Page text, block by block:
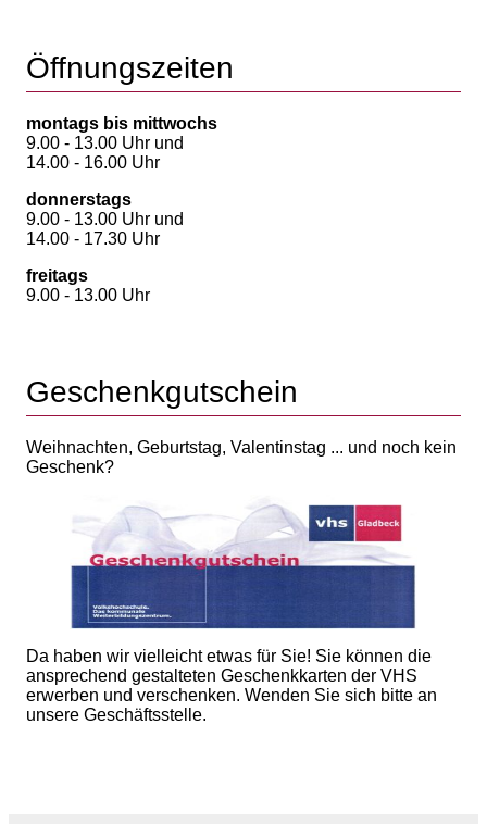
Öffnungszeiten
montags bis mittwochs
9.00 - 13.00 Uhr und
14.00 - 16.00 Uhr
donnerstags
9.00 - 13.00 Uhr und
14.00 - 17.30 Uhr
freitags
9.00 - 13.00 Uhr
Geschenkgutschein
Weihnachten, Geburtstag, Valentinstag ... und noch kein
Geschenk?
Da haben wir vielleicht etwas für Sie! Sie können die
ansprechend gestalteten Geschenkkarten der VHS
erwerben und verschenken. Wenden Sie sich bitte an
unsere Geschäftsstelle.